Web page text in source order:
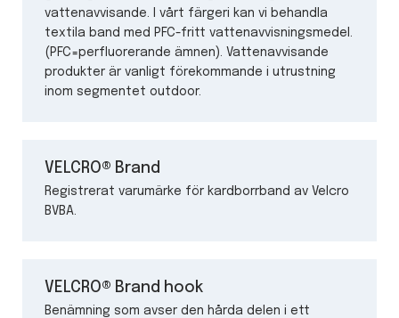
vattenavvisande. I vårt färgeri kan vi behandla
textila band med PFC-fritt vattenavvisningsmedel.
(PFC=perfluorerande ämnen). Vattenavvisande
produkter är vanligt förekommande i utrustning
inom segmentet outdoor.
VELCRO® Brand
Registrerat varumärke för kardborrband av Velcro
BVBA.
VELCRO® Brand hook
Benämning som avser den hårda delen i ett